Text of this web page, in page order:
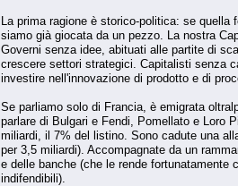
La prima ragione è storico-politica: se
siamo già giocata da un pezzo. La nostra
Governi senza idee, abituati alle partite di
crescere settori strategici. Capitalisti senza
investire nell'innovazione di prodotto e di
Se parliamo solo di Francia, è emigrata
parlare di Bulgari e Fendi, Pomellato e Loro
miliardi, il 7% del listino. Sono cadute una
per 3,5 miliardi). Accompagnate da un
e delle banche (che le rende
indifendibili).